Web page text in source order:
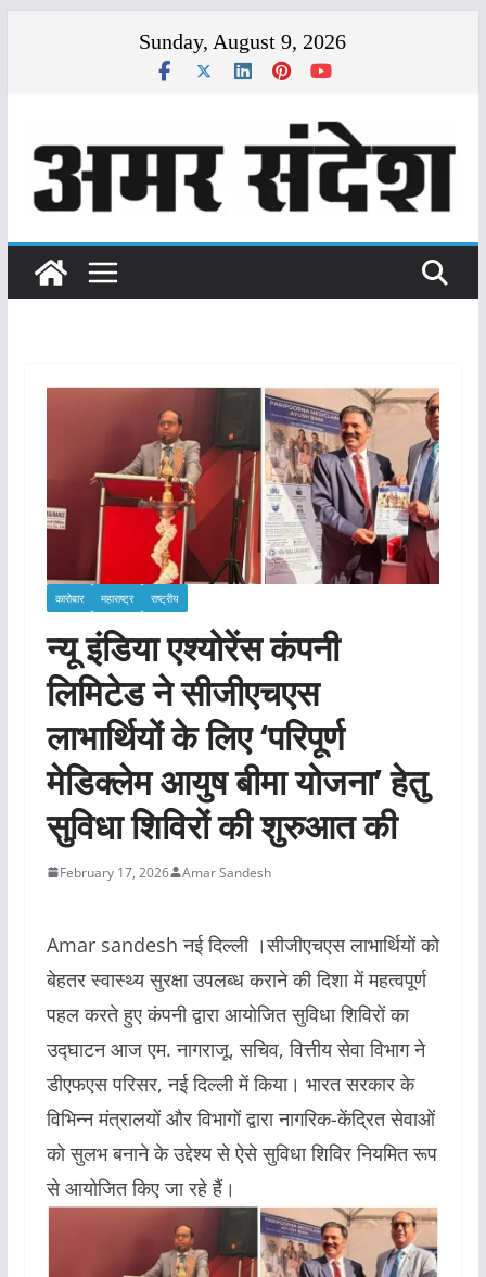
Sunday, August 9, 2026
कारोबार महाराष्ट्र राष्ट्रीय
न्यू इंडिया एश्योरेंस कंपनी
लिमिटेड ने सीजीएचएस
लाभार्थियों के लिए ‘परिपूर्ण
मेडिक्लेम आयुष बीमा योजना’ हेतु
सुविधा शिविरों की शुरुआत की
February 17, 2026 Amar Sandesh
Amar sandesh नई दिल्ली ।सीजीएचएस लाभार्थियों को
बेहतर स्वास्थ्य सुरक्षा उपलब्ध कराने की दिशा में महत्वपूर्ण
पहल करते हुए कंपनी द्वारा आयोजित सुविधा शिविरों का
उद्घाटन आज एम. नागराजू, सचिव, वित्तीय सेवा विभाग ने
डीएफएस परिसर, नई दिल्ली में किया। भारत सरकार के
विभिन्न मंत्रालयों और विभागों द्वारा नागरिक-केंद्रित सेवाओं
को सुलभ बनाने के उद्देश्य से ऐसे सुविधा शिविर नियमित रूप
से आयोजित किए जा रहे हैं।